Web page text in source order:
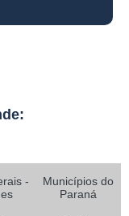
-
Municípios do
Paraná